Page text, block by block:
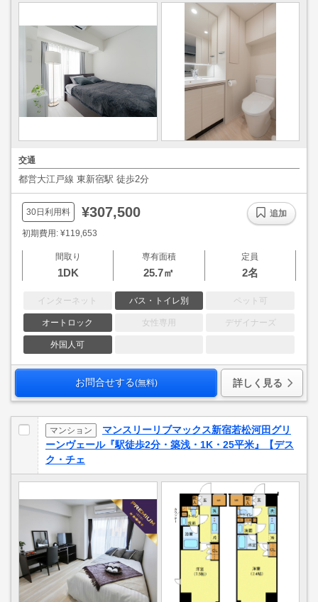
交通
都営大江戸線 東新宿駅 徒歩2分
30日利用料 ¥307,500
初期費用: ¥119,653
間取り
1DK
専有面積
25.7㎡
定員
2名
インターネット バス・トイレ別 ペット可
オートロック 女性専用 デザイナーズ
外国人可
追加
お問合せする(無料) 詳しく見る
マンション
マンスリーリブマックス新宿若松河田グリ
ーンヴェール『駅徒歩2分・築浅・1K・25平米』【デス
ク・チェ